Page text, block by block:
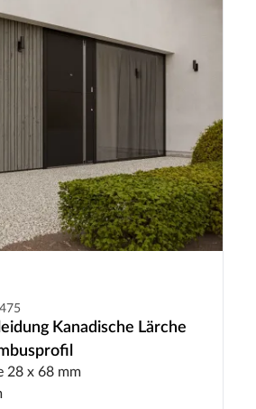
Kanadische Lärche
28 x 68 mm